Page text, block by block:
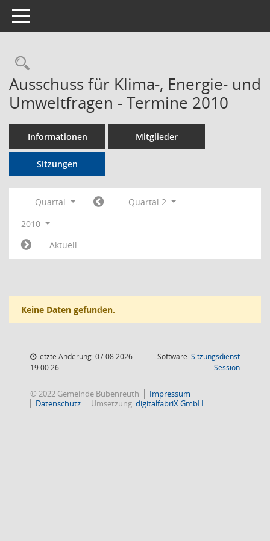
Toggle navigation
Rechercheauswahl
Ausschuss für Klima-, Energie- und
Umweltfragen - Termine 2010
Informationen Mitglieder
Sitzungen
Quartal
Quartal 2
2010
Aktuell
Keine Daten gefunden.
letzte Änderung: 07.08.2026
19:00:26
Software:Sitzungsdienst
Session(Wird in
© 2022 Gemeinde Bubenreuth
Impressum
Datenschutz
Umsetzung:digitalfabriX GmbH